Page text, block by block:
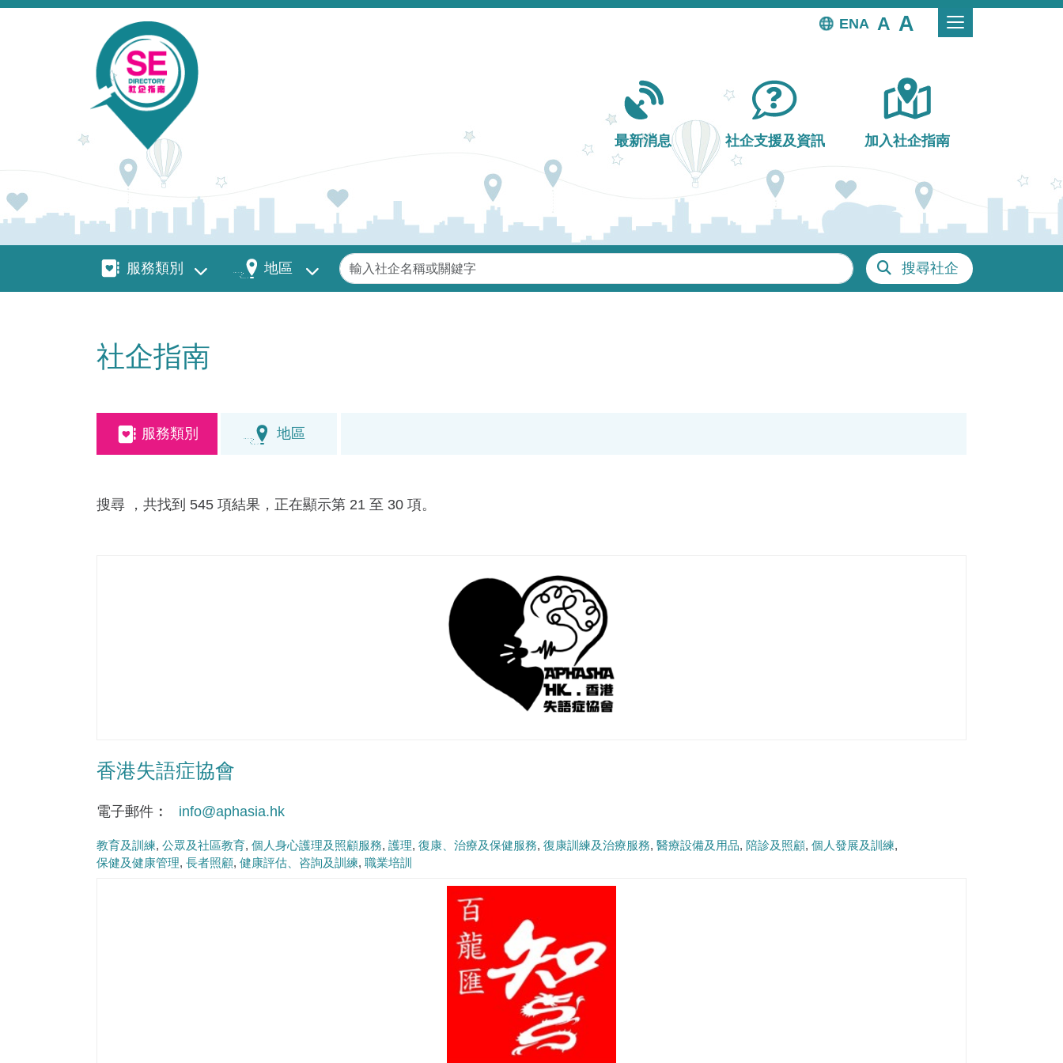
移至主內容
EN
Main navigation
最新消息 社企支援及資訊 加入社企指南
服務類別服務類別 地區 地區 關鍵字 搜尋社企
社企指南
服務類別 地區
搜尋 ，共找到 545 項結果，正在顯示第 21 至 30 項。
香港失語症協會
電子郵件 info@aphasia.hk
教育及訓練 公眾及社區教育 個人身心護理及照顧服務 護理 復康、治療及保健服務 復康訓練及治療服務 醫療設備及用品 陪診及照顧 個人發展及訓練
保健及健康管理 長者照顧 健康評估、咨詢及訓練 職業培訓